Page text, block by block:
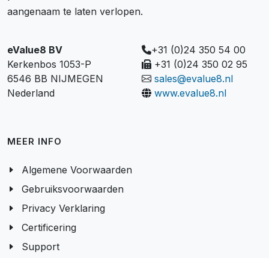
aangenaam te laten verlopen.
eValue8 BV
Kerkenbos 1053-P
6546 BB NIJMEGEN
Nederland
+31 (0)24 350 54 00
+31 (0)24 350 02 95
sales@evalue8.nl
www.evalue8.nl
MEER INFO
Algemene Voorwaarden
Gebruiksvoorwaarden
Privacy Verklaring
Certificering
Support